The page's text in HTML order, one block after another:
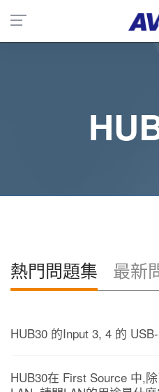
熱門問題集 最新
HUB30 的Input 3, 4 的
HUB30在 First Source 中,